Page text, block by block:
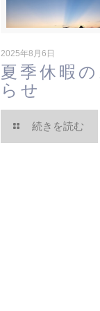
2025年8月6日
夏季休暇
らせ
続きを読む